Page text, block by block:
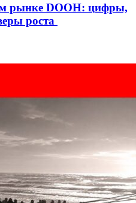
рынке DOOH: цифры,
роста